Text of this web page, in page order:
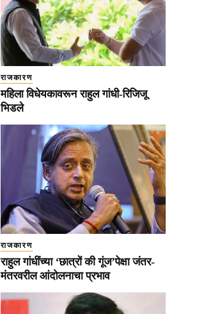
राजकारण
महिला विधेयकावरून राहुल गांधी-रिजिजू
भिडले
राजकारण
राहुल गांधींच्या ‘छात्रों की गूंज’पेक्षा जंतर-
मंतरवरील आंदोलनाचा प्रभाव